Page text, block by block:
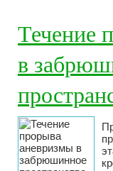
Течение
в